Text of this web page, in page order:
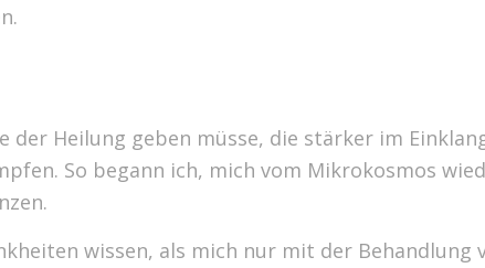
der Heilung geben müsse, die stärker im
So begann ich, mich vom Mikrokosmos
wissen, als mich nur mit der Behandlung